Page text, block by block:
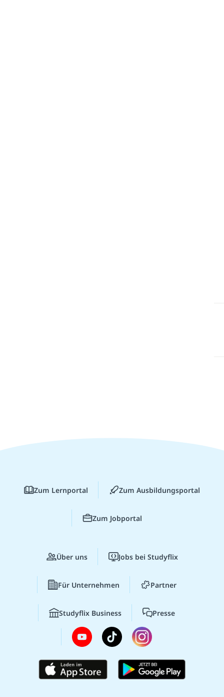
Zum Lernportal Zum Ausbildungsportal
Zum Jobportal
Über uns Jobs bei Studyflix
Für Unternehmen Partner
Studyflix Business Presse